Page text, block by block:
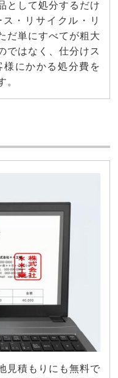
として処分するだけ
・リサイクル・リ
だ単にすべてが粗大
ではなく、仕分けス
にかかる処分費を
。
見積もりにも無料で